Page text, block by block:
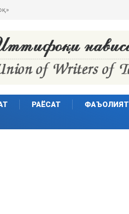
ҷаҳонӣ
РАЁСАТ ФАЪОЛИЯТ